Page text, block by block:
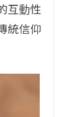
互動性
統信仰